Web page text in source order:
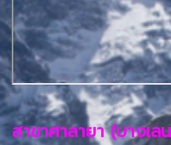
สาขาศาลายา (บางเล